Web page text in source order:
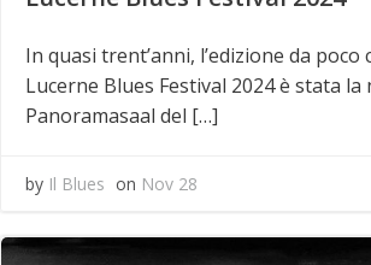
In quasi trent’anni, l’edizione da poco
Lucerne Blues Festival 2024 è stata la
Panoramasaal del […]
by Il Blues on Nov 28